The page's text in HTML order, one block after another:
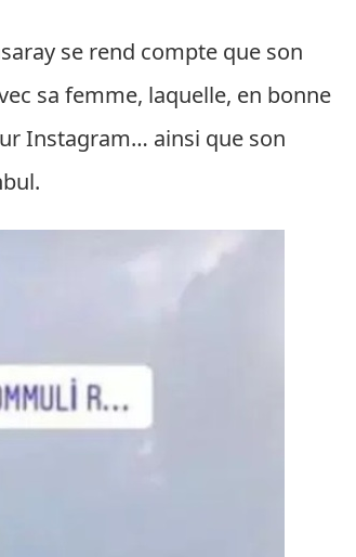
se rend compte que son
sa femme, laquelle, en bonne
Instagram… ainsi que son